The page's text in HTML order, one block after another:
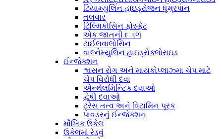
ટિયામ્યુલિન હાઇડ્રોજન ધૂમ્રપાન
તલવાર
ટિલ્મિકોસિન ફોસ્ફેટ
એક જાતની tાળ
ટાઈલવાલોસિન
વાલ્નેમ્યુલિન હાઇડ્રોક્લોરાઇડ
ઈન્જેક્શન
શ્વસન રોગ અને માયકોપ્લાઝ્મા ચેપ માટે
ચેપ વિરોધી દવા
એન્થેલમિન્ટિક દવાઓ
દ્વેષી દવાઓ
ટ્રેસ તત્વ અને વિટામિન પૂરક
પાવડરનું ઈન્જેક્શન
મૌખિક ઉકેલ
ઉકેલમાં રેડવું